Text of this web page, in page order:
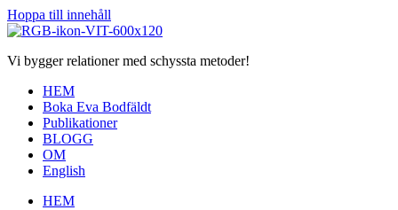
Hoppa till innehåll
Vi bygger relationer med schyssta metoder!
HEM
Boka Eva Bodfäldt
Publikationer
BLOGG
OM
English
HEM